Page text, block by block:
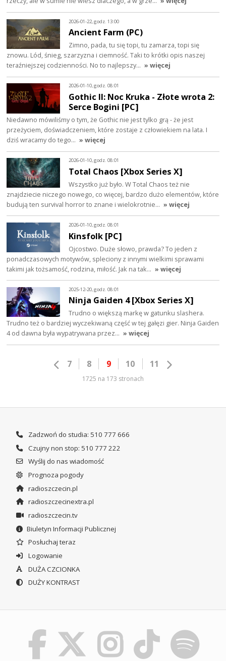
2026-01-22, godz. 13:00
Ancient Farm (PC)
Zimno, pada, tu się topi, tu zamarza, topi się
znowu. Lód, śnieg, szarzyzna i ciemność. Taki to krótki opis naszej
teraźniejszej codzienności. No to najlepszy… » więcej
2026-01-10, godz. 08:01
Gothic II: Noc Kruka - Złote wrota 2:
Serce Bogini [PC]
Niedawno mówiliśmy o tym, że Gothic nie jest tylko grą - że jest
przeżyciem, doświadczeniem, które zostaje z człowiekiem na lata. I
dziś wracamy do tego… » więcej
2026-01-10, godz. 08:01
Total Chaos [Xbox Series X]
Wszystko już było. W Total Chaos też nie
znajdziecie niczego nowego, co więcej, bardzo dużo elementów, które
budują ten survival horror to znane i wielokrotnie… » więcej
2026-01-10, godz. 08:01
Kinsfolk [PC]
Ojcostwo. Duże słowo, prawda? To jeden z
ponadczasowych motywów, spleciony z innymi wielkimi sprawami
takimi jak tożsamość, rodzina, miłość. Jak na tak… » więcej
2025-12-20, godz. 08:01
Ninja Gaiden 4 [Xbox Series X]
Trudno o większą markę w gatunku slashera.
Trudno też o bardziej wyczekiwaną część w tej gałęzi gier. Ninja Gaiden
4 od dawna była wypatrywana przez… » więcej
7 8 9 10 11
1725 na 173 stronach
Zadzwoń do studia: 510 777 666
Czujny non stop: 510 777 222
Wyślij do nas wiadomość
Prognoza pogody
radioszczecin.pl
radioszczecinextra.pl
radioszczecin.tv
Biuletyn Informacji Publicznej
Posłuchaj teraz
Logowanie
DUŻA CZCIONKA
DUŻY KONTRAST